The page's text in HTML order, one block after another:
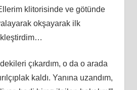
klitorisinde ve götünde
okşayarak ilk
çıkardım, o da o arada
kaldı. Yanına uzandım,